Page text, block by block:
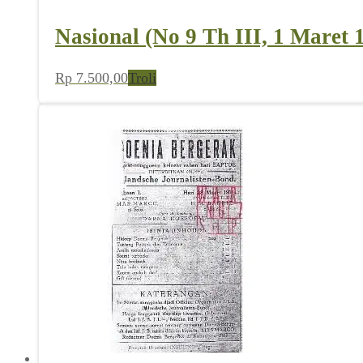
Nasional (No 9 Th III, 1 Maret
Rp 7.500,00Troli